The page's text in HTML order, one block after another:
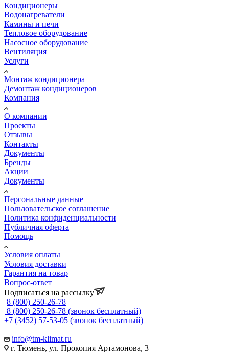
Кондиционеры
Водонагреватели
Камины и печи
Тепловое оборудование
Насосное оборудование
Вентиляция
Услуги
Монтаж кондиционера
Демонтаж кондиционеров
Компания
О компании
Проекты
Отзывы
Контакты
Документы
Бренды
Акции
Документы
Персональные данные
Пользовательское соглашение
Политика конфиденциальности
Публичная оферта
Помощь
Условия оплаты
Условия доставки
Гарантия на товар
Вопрос-ответ
Подписаться на рассылку
8 (800) 250-26-78
8 (800) 250-26-78 (звонок бесплатный)
+7 (3452) 57-53-05 (звонок бесплатный)
info@tm-klimat.ru
г. Тюмень, ул. Прокопия Артамонова, 3